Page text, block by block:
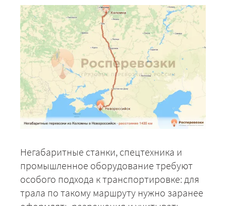
Негабаритные станки, спецтехника и
промышленное оборудование требуют
особого подхода к транспортировке: для
трала по такому маршруту нужно заранее